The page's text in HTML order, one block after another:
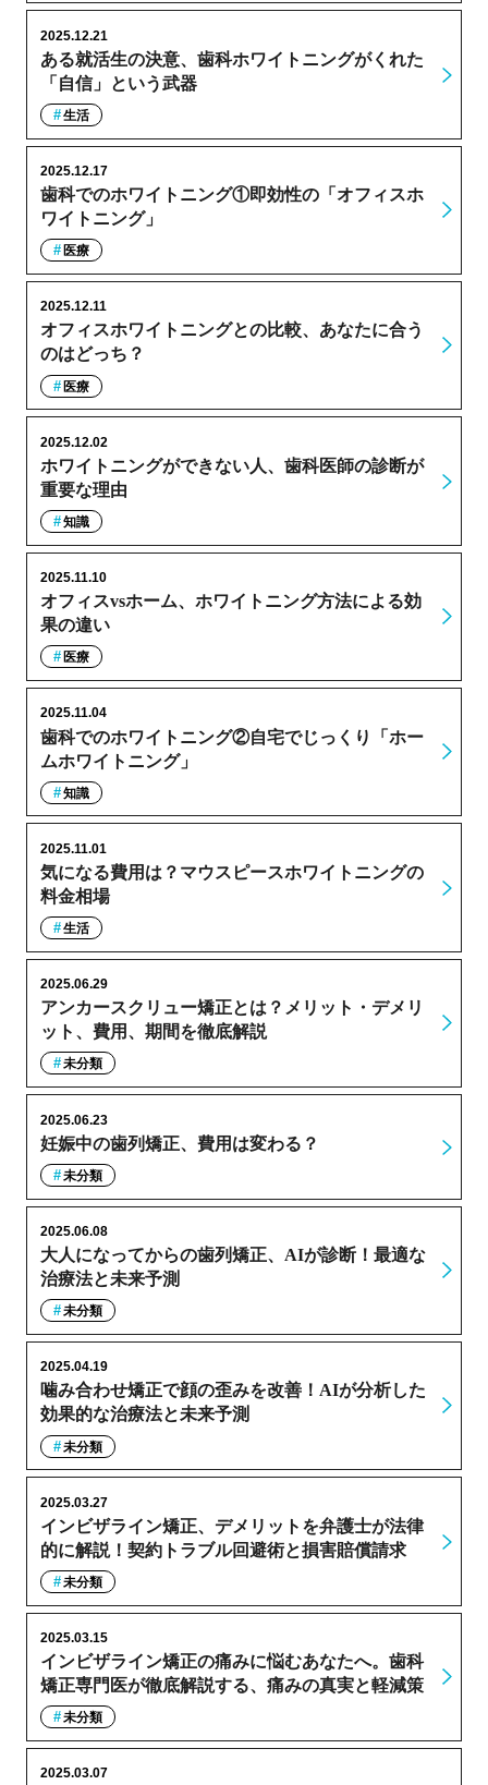
ある就活生の決意、歯科ホワイトニングがくれた
「自信」という武器
2025.12.21
生活
歯科でのホワイトニング①即効性の「オフィスホ
ワイトニング」
2025.12.17
医療
オフィスホワイトニングとの比較、あなたに合う
のはどっち？
2025.12.11
医療
ホワイトニングができない人、歯科医師の診断が
重要な理由
2025.12.02
知識
オフィスvsホーム、ホワイトニング方法による効
果の違い
2025.11.10
医療
歯科でのホワイトニング②自宅でじっくり「ホー
ムホワイトニング」
2025.11.04
知識
気になる費用は？マウスピースホワイトニングの
料金相場
2025.11.01
生活
アンカースクリュー矯正とは？メリット・デメリ
ット、費用、期間を徹底解説
2025.06.29
未分類
妊娠中の歯列矯正、費用は変わる？
2025.06.23
未分類
大人になってからの歯列矯正、AIが診断！最適な
治療法と未来予測
2025.06.08
未分類
噛み合わせ矯正で顔の歪みを改善！AIが分析した
効果的な治療法と未来予測
2025.04.19
未分類
インビザライン矯正、デメリットを弁護士が法律
的に解説！契約トラブル回避術と損害賠償請求
2025.03.27
未分類
インビザライン矯正の痛みに悩むあなたへ。歯科
矯正専門医が徹底解説する、痛みの真実と軽減策
2025.03.15
未分類
2025.03.07